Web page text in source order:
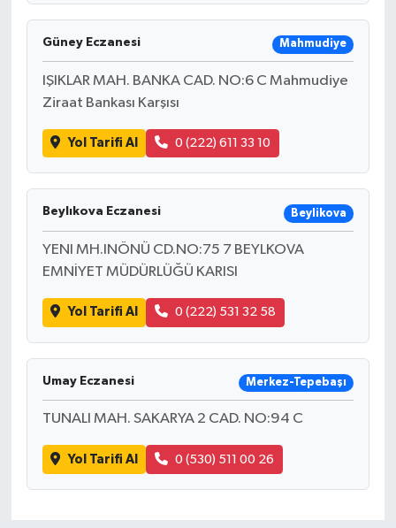
Güney Eczanesi Mahmudiye
IŞIKLAR MAH. BANKA CAD. NO:6 C Mahmudiye
Ziraat Bankası Karşısı
Yol Tarifi Al 0 (222) 611 33 10
Beylıkova Eczanesi Beylikova
YENI MH.INÖNÜ CD.NO:75 7 BEYLKOVA
EMNİYET MÜDÜRLÜĞÜ KARISI
Yol Tarifi Al 0 (222) 531 32 58
Umay Eczanesi Merkez-Tepebaşı
TUNALI MAH. SAKARYA 2 CAD. NO:94 C
Yol Tarifi Al 0 (530) 511 00 26